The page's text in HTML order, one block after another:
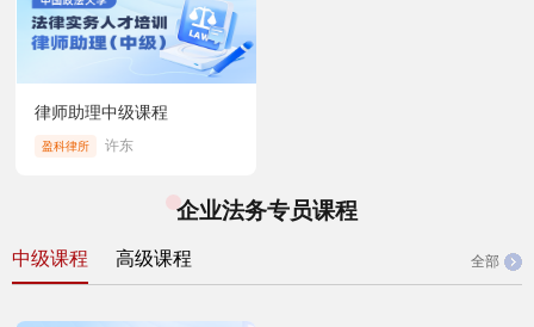
律师助理中级课程
盈科律所 许东
企业法务专员课程
中级课程 高级课程 全部